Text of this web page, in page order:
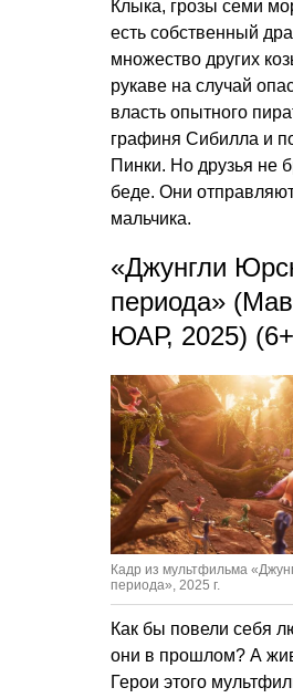
Клыка, грозы семи
есть собственный
множество других
рукаве на случай
власть опытного
графиня Сибилла и
Пинки. Но друзья не
беде. Они
мальчика.
«Джунгли
периода»
ЮАР, 2025)
Кадр из мультфильма
периода», 2025 г.
Как бы повели себя
они в прошлом? А
Герои этого